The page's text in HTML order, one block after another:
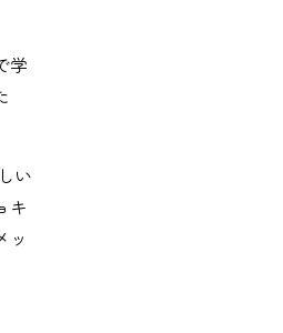
学
い
キ
ッ